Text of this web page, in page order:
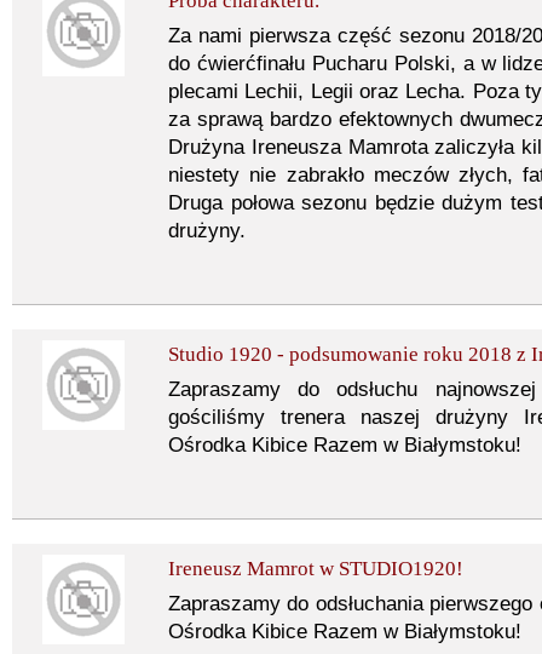
Za nami pierwsza część sezonu 2018/
do ćwierćfinału Pucharu Polski, a w
plecami Lechii, Legii oraz Lecha. Poza
za sprawą bardzo efektownych
Drużyna Ireneusza Mamrota zaliczyła
niestety nie zabrakło meczów złych,
Druga połowa sezonu będzie dużym
drużyny.
Studio 1920 - podsumowanie roku 2018 z
Zapraszamy do odsłuchu
gościliśmy trenera naszej drużyny
Ośrodka Kibice Razem w Białymstoku!
Ireneusz Mamrot w STUDIO1920!
Zapraszamy do odsłuchania
Ośrodka Kibice Razem w Białymstoku!